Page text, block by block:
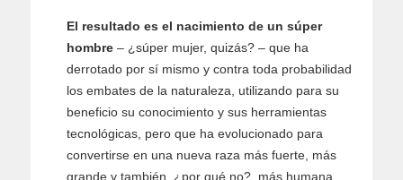
El resultado es el nacimiento de un súper
hombre – ¿súper mujer, quizás? – que ha
derrotado por sí mismo y contra toda probabilidad
los embates de la naturaleza, utilizando para su
beneficio su conocimiento y sus herramientas
tecnológicas, pero que ha evolucionado para
convertirse en una nueva raza más fuerte, más
grande y también, ¿por qué no?, más humana.